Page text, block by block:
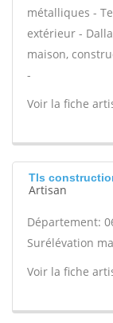
métalliques -
extérieur -
maison,
-
Voir la fiche
Tls
Artisan
Département:
Surélévation
Voir la fiche